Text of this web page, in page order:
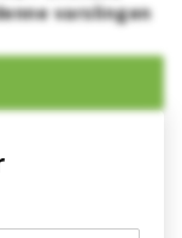
varslingen